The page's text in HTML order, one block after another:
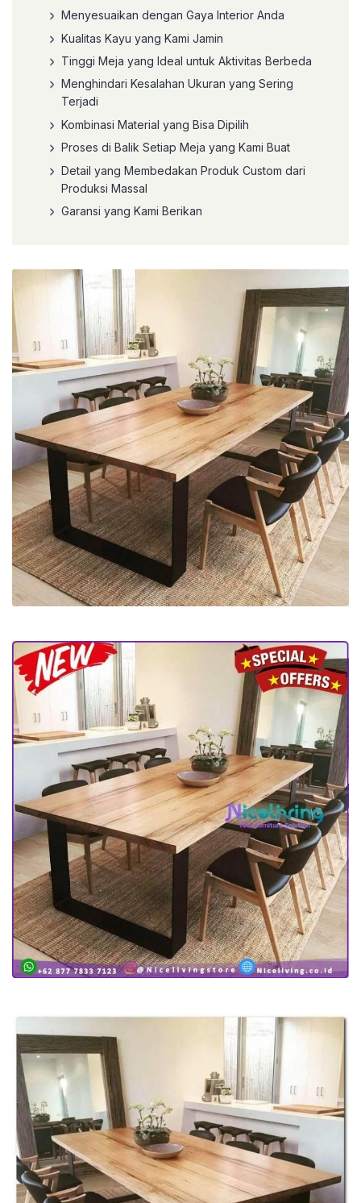
Menyesuaikan dengan Gaya Interior Anda
Kualitas Kayu yang Kami Jamin
Tinggi Meja yang Ideal untuk Aktivitas Berbeda
Menghindari Kesalahan Ukuran yang Sering
Terjadi
Kombinasi Material yang Bisa Dipilih
Proses di Balik Setiap Meja yang Kami Buat
Detail yang Membedakan Produk Custom dari
Produksi Massal
Garansi yang Kami Berikan